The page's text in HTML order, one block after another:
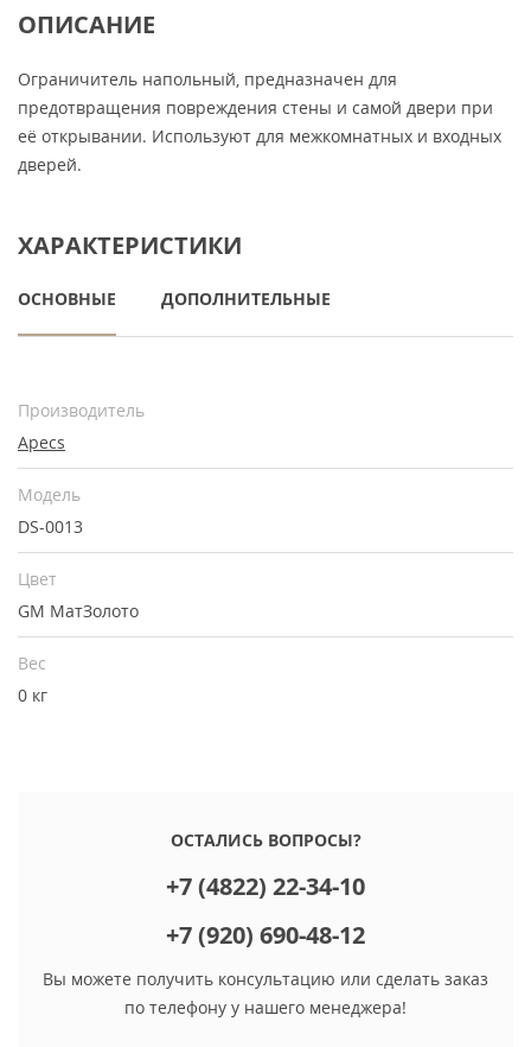
ОПИСАНИЕ
Ограничитель напольный, предназначен для
предотвращения повреждения стены и самой двери при
её открывании. Используют для межкомнатных и входных
дверей.
ХАРАКТЕРИСТИКИ
ОСНОВНЫЕ ДОПОЛНИТЕЛЬНЫЕ
Производитель
Apecs
Модель
DS-0013
Цвет
GM МатЗолото
Вес
0 кг
ОСТАЛИСЬ ВОПРОСЫ?
+7 (4822) 22-34-10
+7 (920) 690-48-12
Вы можете получить консультацию или сделать заказ
по телефону у нашего менеджера!